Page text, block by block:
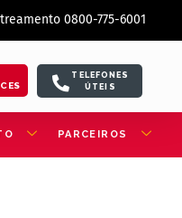
0800-775-6001
TELEFONES
ÚTEIS
PARCEIROS